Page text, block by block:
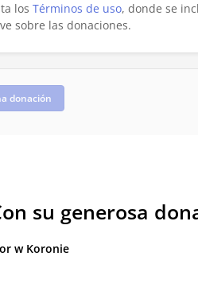
los Términos de uso, donde se
sobre las donaciones.
donación
su generosa
w Koronie